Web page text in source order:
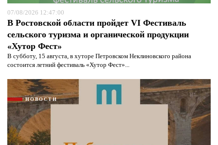
07/08/2026 12:47:00
В Ростовской области пройдет VI Фестиваль
сельского туризма и органической продукции
«Хутор Фест»
В субботу, 15 августа, в хуторе Петровском Неклиновского района
состоится летний фестиваль «Хутор Фест»...
НОВОСТИ